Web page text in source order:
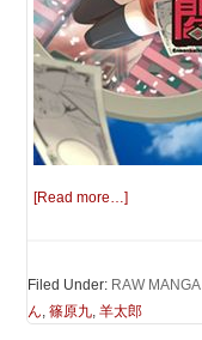
[Read more…]
Filed Under: RAW MANGA
ん,篠原九,羊太郎